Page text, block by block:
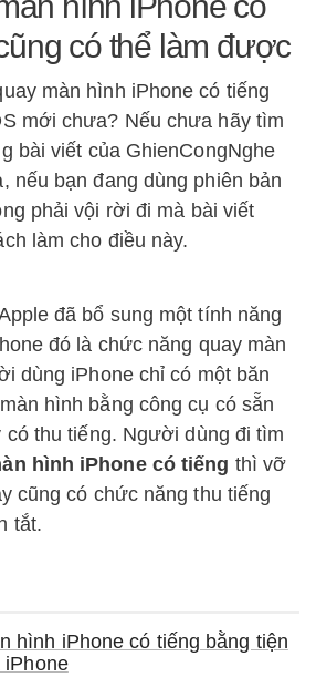
có thể làm được
màn hình iPhone có tiếng
mới chưa? Nếu chưa hãy tìm
bài viết của GhienCongNghe
nếu bạn đang dùng phiên bản
phải vội rời đi mà bài viết
làm cho điều này.
đã bổ sung một tính năng
đó là chức năng quay màn
dùng iPhone chỉ có một băn
hình bằng công cụ có sẵn
có thu tiếng. Người dùng đi tìm
hình iPhone có tiếng thì vỡ
cũng có chức năng thu tiếng
tắt.
hình iPhone có tiếng bằng tiện
iPhone